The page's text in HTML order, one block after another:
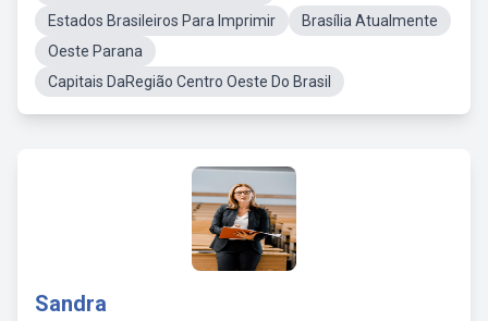
Estados Brasileiros Para Imprimir
Brasília Atualmente
Oeste Parana
Capitais DaRegião Centro Oeste Do Brasil
Sandra